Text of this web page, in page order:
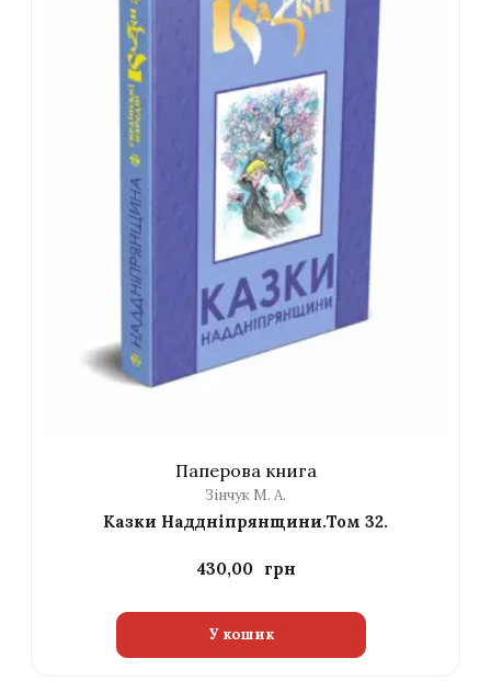
Паперова книга
Зінчук М. А.
Казки Наддніпрянщини.Том 32.
430,00
У кошик